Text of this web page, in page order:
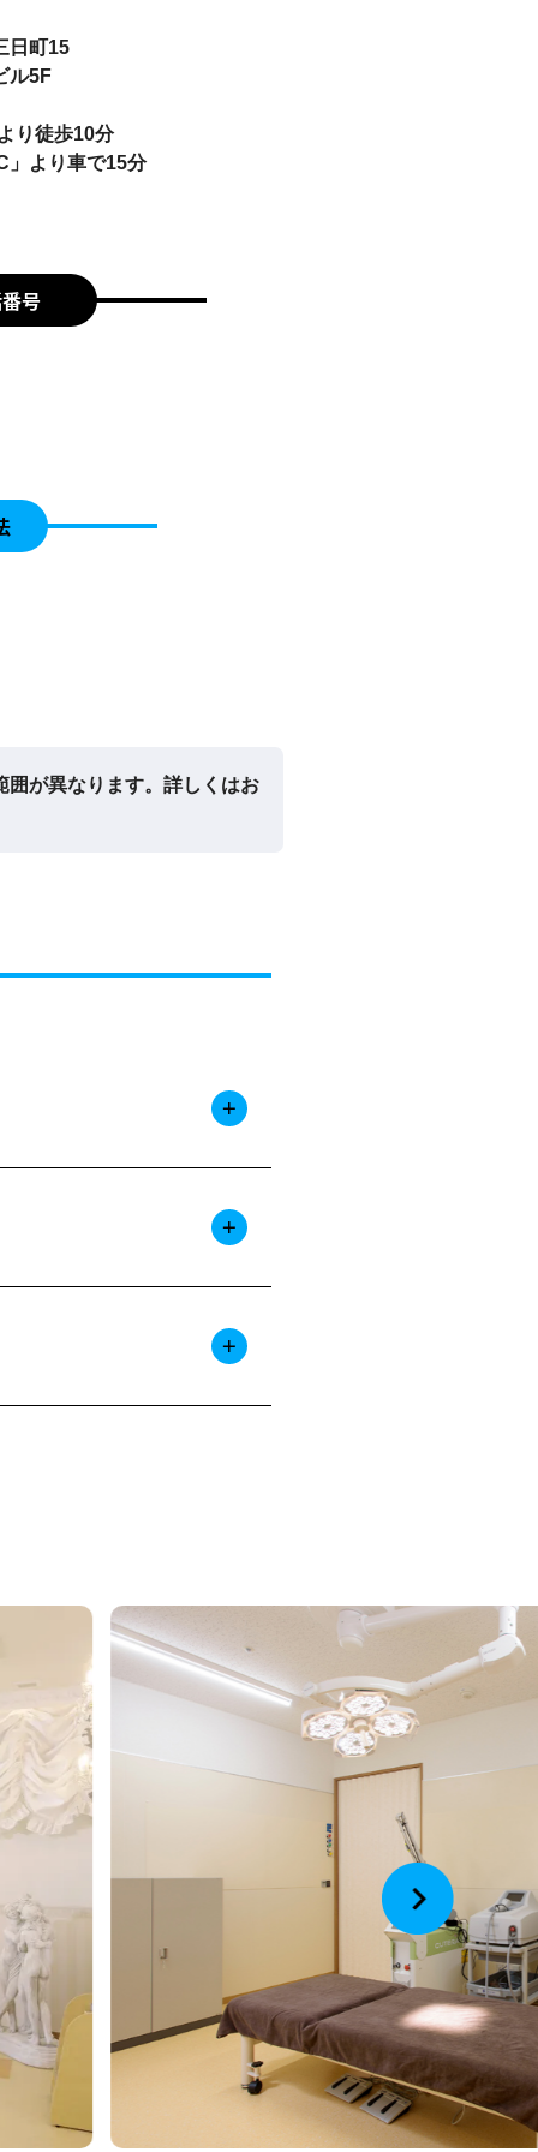
日町15
ル5F
り徒歩10分
」より車で15分
号
が異なります。詳しくはお